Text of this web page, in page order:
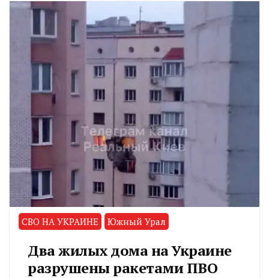
СВО НА УКРАИНЕ Южный Урал
Два жилых дома на Украине
разрушены ракетами ПВО